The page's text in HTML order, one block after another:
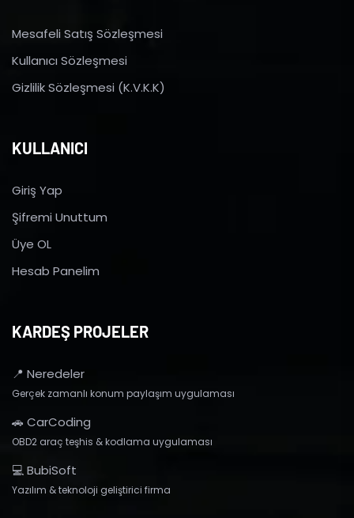
Mesafeli Satış Sözleşmesi
Kullanıcı Sözleşmesi
Gizlilik Sözleşmesi (K.V.K.K)
KULLANICI
Giriş Yap
Şifremi Unuttum
Üye OL
Hesab Panelim
KARDEŞ PROJELER
📍 Neredeler
Gerçek zamanlı konum paylaşım uygulaması
🚗 CarCoding
OBD2 araç teşhis & kodlama uygulaması
💻 BubiSoft
Yazılım & teknoloji geliştirici firma